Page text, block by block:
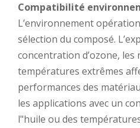
Compatibilité
L’environnement
sélection du composé.
concentration d’ozone, les
températures extrêmes
performances des
les applications avec un
l"huile ou des